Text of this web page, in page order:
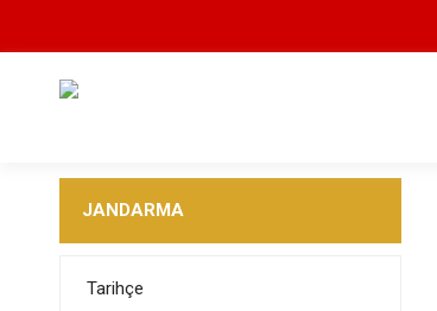
JANDARMA
Tarihçe